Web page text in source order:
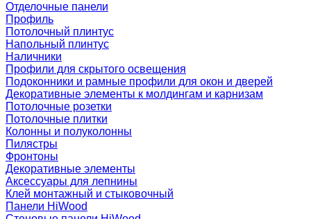
Отделочные панели
Профиль
Потолочный плинтус
Напольный плинтус
Наличники
Профили для скрытого освещения
Подоконники и рамные профили для окон и дверей
Декоративные элементы к молдингам и карнизам
Потолочные розетки
Потолочные плитки
Колонны и полуколонны
Пилястры
Фронтоны
Декоративные элементы
Аксессуары для лепнины
Клей монтажный и стыковочный
Панели HiWood